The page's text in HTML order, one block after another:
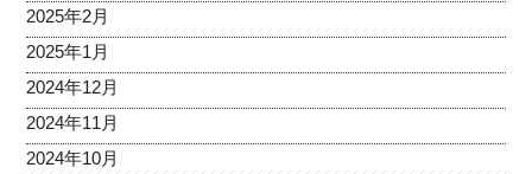
2025年2月
2025年1月
2024年12月
2024年11月
2024年10月